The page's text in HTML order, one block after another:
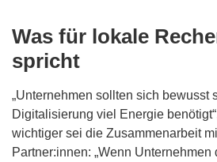
Was für lokale
spricht
„Unternehmen sollten sich bewusst
Digitalisierung viel Energie
wichtiger sei die Zusammenarbeit
Partner:innen: „Wenn